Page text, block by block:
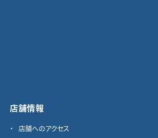
店舗情報
店舗へのアクセス